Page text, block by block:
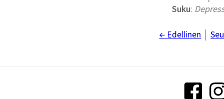
Suku:
← Edellinen